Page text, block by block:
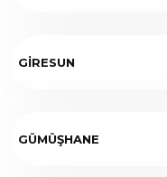
GİRESUN
GÜMÜŞHANE